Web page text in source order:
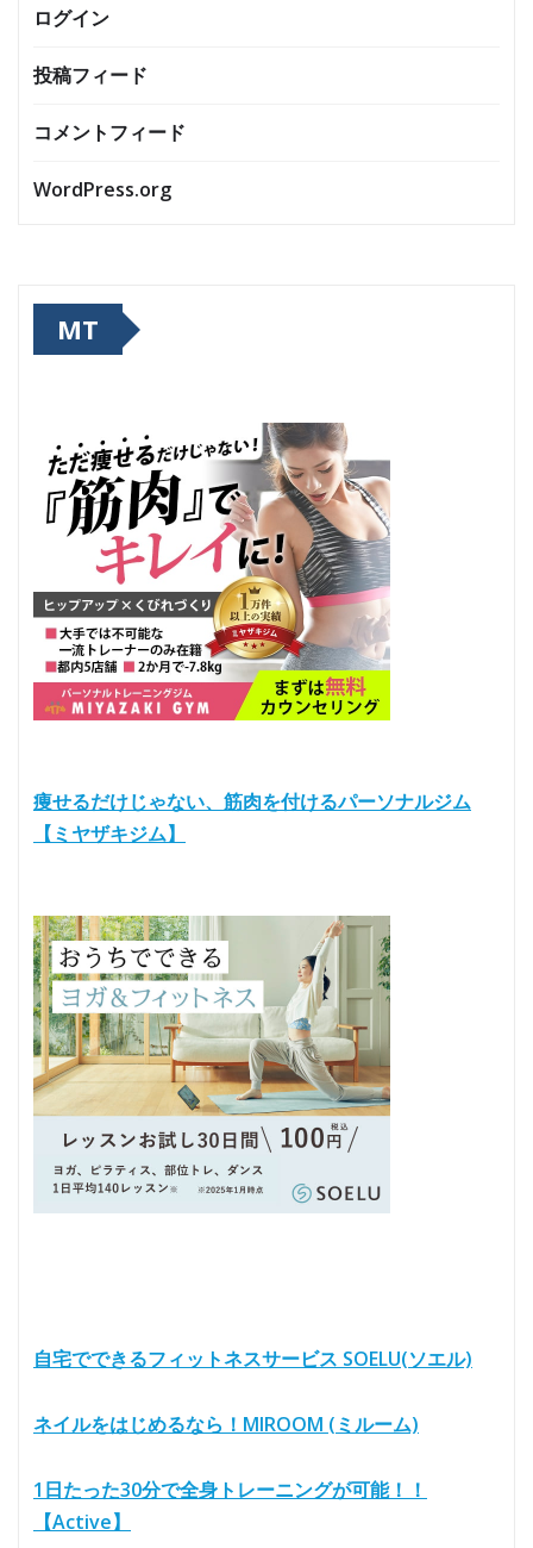
ログイン
投稿フィード
コメントフィード
WordPress.org
MT
痩せるだけじゃない、筋肉を付けるパーソナルジム
【ミヤザキジム】
自宅でできるフィットネスサービス SOELU(ソエル)
ネイルをはじめるなら！MIROOM (ミルーム)
1日たった30分で全身トレーニングが可能！！
【Active】